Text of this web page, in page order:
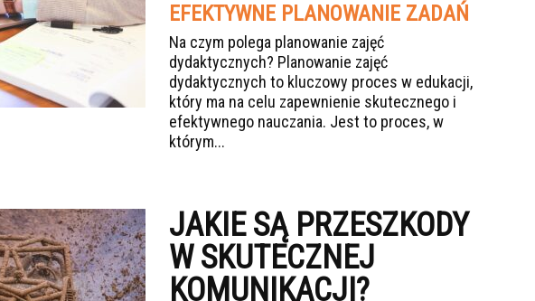
EFEKTYWNE PLANOWANIE ZADAŃ
Na czym polega planowanie zajęć
dydaktycznych? Planowanie zajęć
dydaktycznych to kluczowy proces w edukacji,
który ma na celu zapewnienie skutecznego i
efektywnego nauczania. Jest to proces, w
którym...
JAKIE SĄ PRZESZKODY
W SKUTECZNEJ
KOMUNIKACJI?